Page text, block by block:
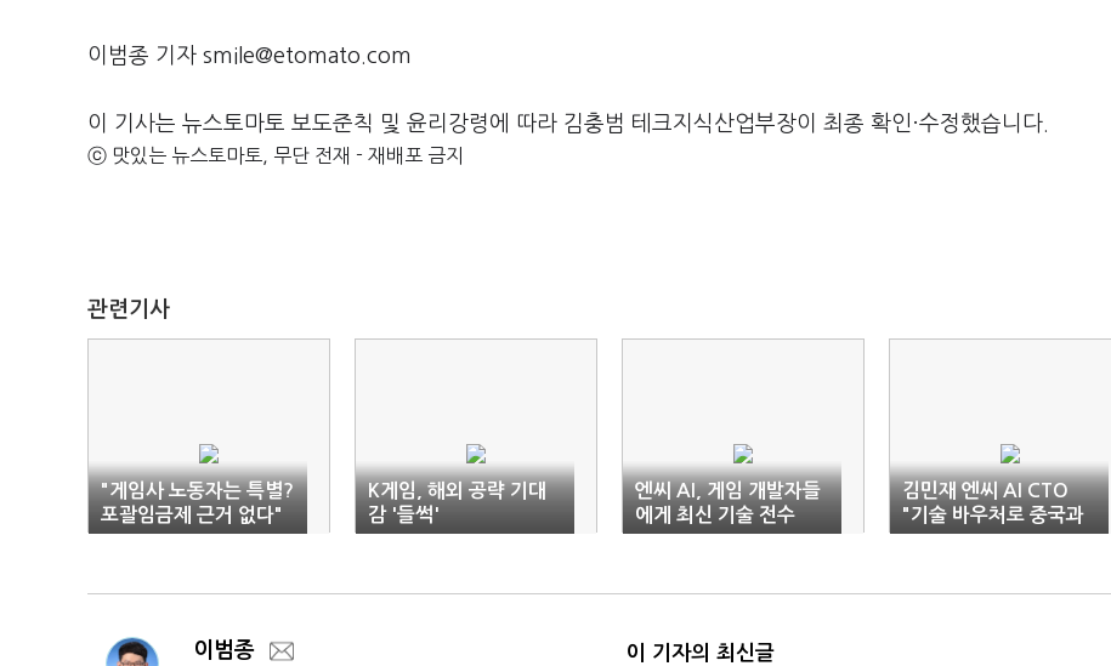
이범종 기자 smile@etomato.com
이 기사는 뉴스토마토 보도준칙 및 윤리강령에 따라 김충범 테크지식산업부장이 최종 확인·수정했습니다.
ⓒ 맛있는 뉴스토마토, 무단 전재 - 재배포 금지
관련기사
"게임사 노동자는 특별?
포괄임금제 근거 없다"
K게임, 해외 공략 기대
감 '들썩'
엔씨 AI, 게임 개발자들
에게 최신 기술 전수
김민재 엔씨 AI CTO
"기술 바우처로 중국과
격차 줄여야"
이범종 이 기자의 최신글